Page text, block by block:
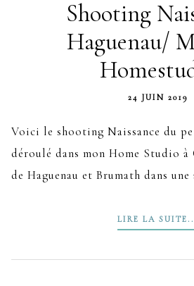
Shooting
Haguenau/
24 JUIN 2019
Voici le shooting Naissance du
déroulé dans mon Home Studio
de Haguenau et Brumath dans
LIRE LA